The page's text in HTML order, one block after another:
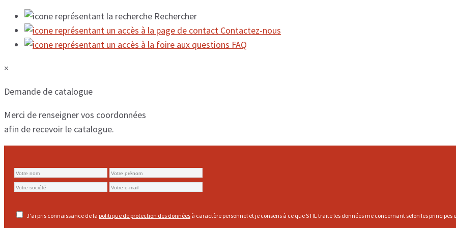
Rechercher
Contactez-nous
FAQ
×
Demande de catalogue
Merci de renseigner vos coordonnées
afin de recevoir le catalogue.
J'ai pris connaissance de la politique de protection des données à caractère personnel et je consens à ce que STIL traite les données me concernant selon les